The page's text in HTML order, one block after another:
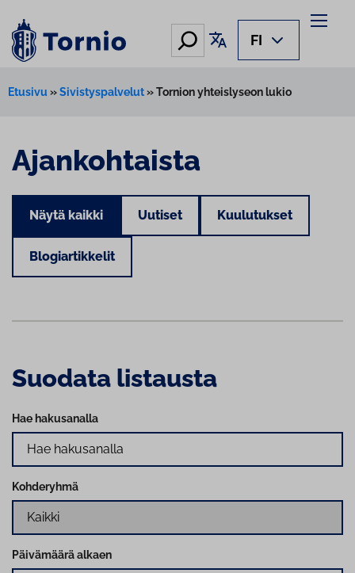
Hae Käännä sivu
FI
Etusivu »Sivistyspalvelut»Tornion yhteislyseon lukio
Ajankohtaista
Näytä kaikki Uutiset Kuulutukset
Blogiartikkelit
Suodata listausta
Hae hakusanalla
Kohderyhmä
Päivämäärä alkaen